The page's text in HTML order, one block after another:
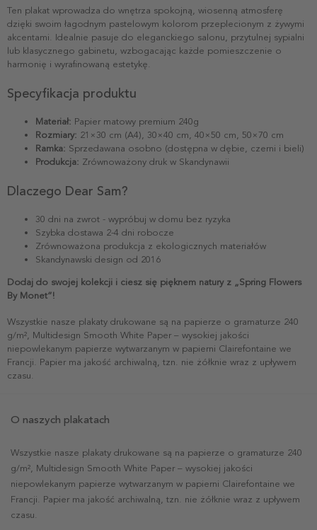
Ten plakat wprowadza do wnętrza spokojną, wiosenną atmosferę
dzięki swoim łagodnym pastelowym kolorom przeplecionym z żywymi
akcentami. Idealnie pasuje do eleganckiego salonu, przytulnej sypialni
lub klasycznego gabinetu, wzbogacając każde pomieszczenie o
harmonię i wyrafinowaną estetykę.
Specyfikacja produktu
Materiał: Papier matowy premium 240g
Rozmiary: 21×30 cm (A4), 30×40 cm, 40×50 cm, 50×70 cm
Ramka: Sprzedawana osobno (dostępna w dębie, czerni i bieli)
Produkcja: Zrównoważony druk w Skandynawii
Dlaczego Dear Sam?
30 dni na zwrot - wypróbuj w domu bez ryzyka
Szybka dostawa 2-4 dni robocze
Zrównoważona produkcja z ekologicznych materiałów
Skandynawski design od 2016
Dodaj do swojej kolekcji i ciesz się pięknem natury z „Spring Flowers
By Monet”!
Wszystkie nasze plakaty drukowane są na papierze o gramaturze 240
g/m², Multidesign Smooth White Paper – wysokiej jakości
niepowlekanym papierze wytwarzanym w papierni Clairefontaine we
Francji. Papier ma jakość archiwalną, tzn. nie żółknie wraz z upływem
czasu.
O naszych plakatach
Wszystkie nasze plakaty drukowane są na papierze o gramaturze 240
g/m², Multidesign Smooth White Paper – wysokiej jakości
niepowlekanym papierze wytwarzanym w papierni Clairefontaine we
Francji. Papier ma jakość archiwalną, tzn. nie żółknie wraz z upływem
czasu.